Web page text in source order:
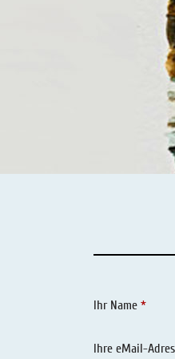
Süßherbes
Reines
Lakritz -
Lakritz -
Ihr Name
Ihre eMail-